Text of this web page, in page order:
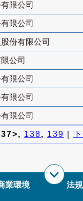
限公司
限公司
份有限公司
公司
限公司
限公司
限公司
138, 139 [
業環境 法